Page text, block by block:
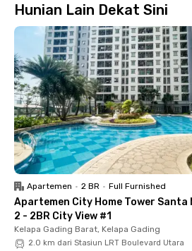
bisa menuju Sunter Mall, Mangga Dua
hingga Mall Kelapa Gading yang bisa
menit berkendara. Lokasi kost Sunter
strategis ke Jakarta International
Harus bepergian ke luar kota? Bandara
Perdanakusuma dan Soekarno Hatta
berkendara.
Kost Ancol ini menawarkan kamar
AC serta pilihan kamar mandi dalam
dapur serta area parkir bila kamu ingin
pribadi. Kost Tanjung Priok Jakarta
pasutri, ya. Segera booking biar nggak
incaranmu via web dan aplikasi Rukita.
Hunian Lain Dekat Sini
Apartemen • 2 BR • Full Furnished
Apartemen City Home Tower Santa
2 - 2BR City View #1
Kelapa Gading Barat, Kelapa Gading
2.0 km dari Stasiun LRT Boulevard Utara